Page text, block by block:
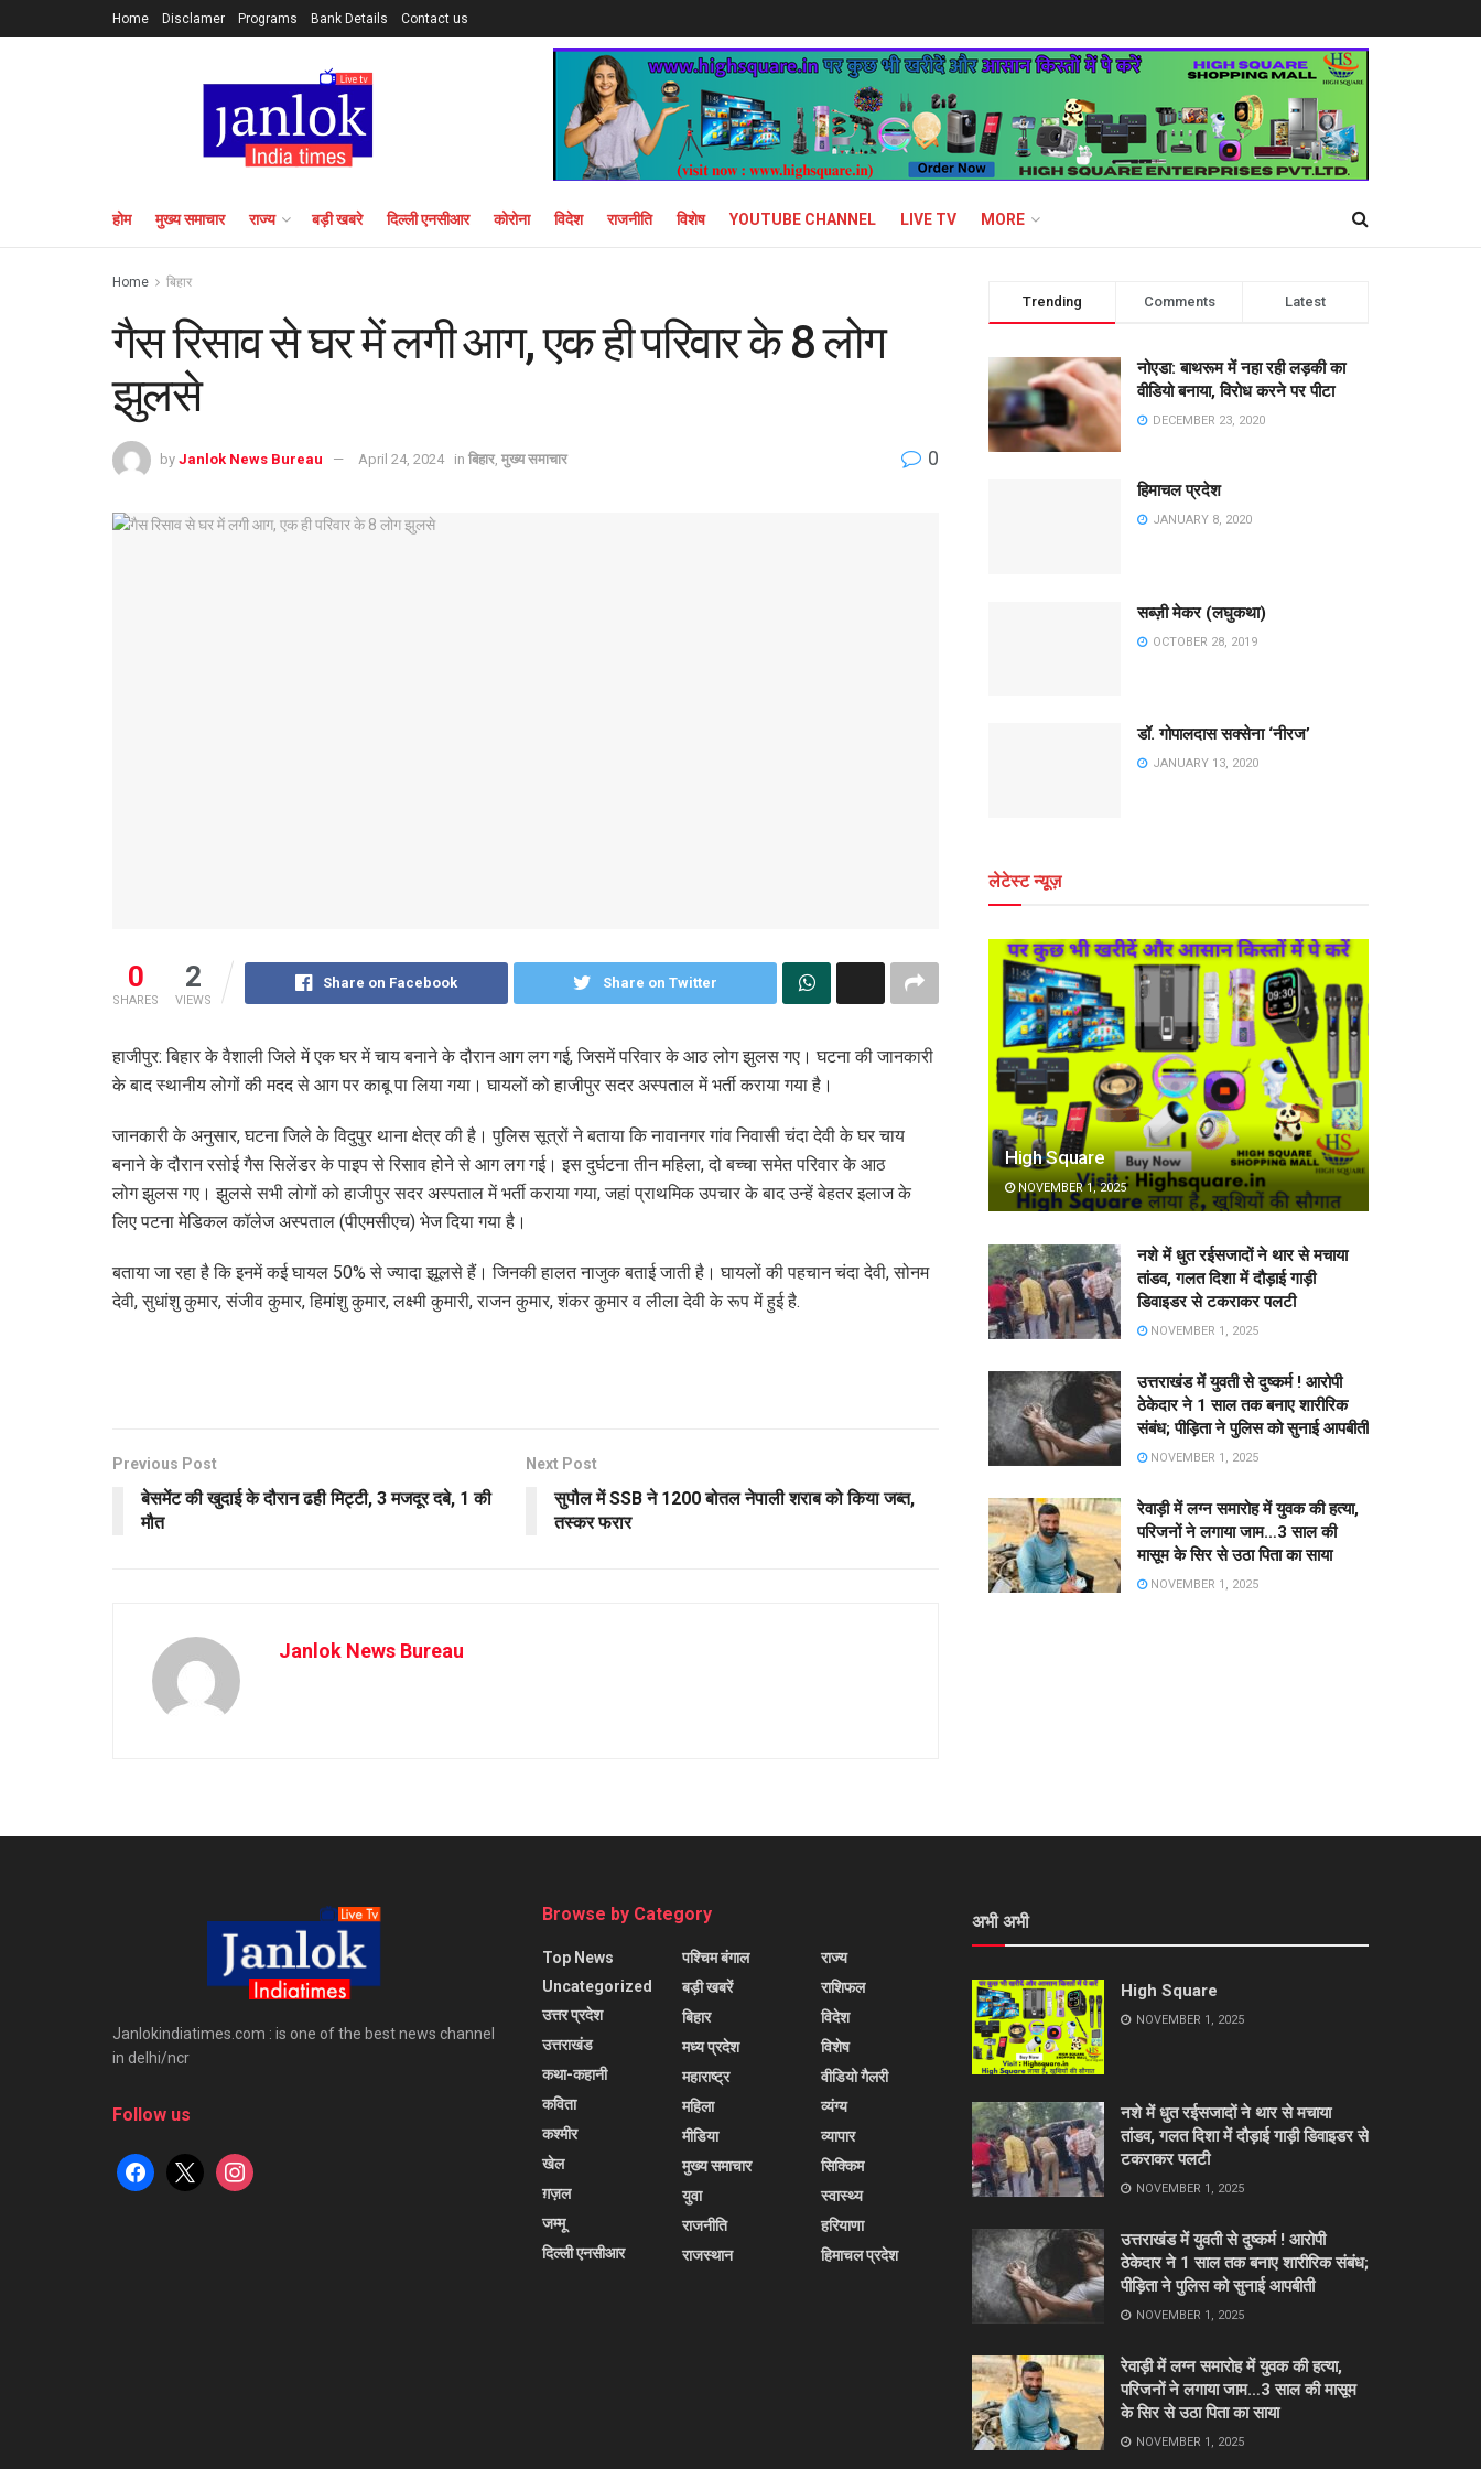
Home Disclamer Programs Bank Details Contact us
होम मुख्य समाचार राज्य बड़ी खबरे दिल्ली एनसीआर कोरोना विदेश राजनीति विशेष YOUTUBE CHANNEL LIVE TV MORE
Home बिहार
गैस रिसाव से घर में लगी आग, एक ही परिवार के 8 लोग
झुलसे
by Janlok News Bureau April 24, 2024 in बिहार, मुख्य समाचार 0
0
SHARES
2
VIEWS
Share on Facebook Share on Twitter
हाजीपुर: बिहार के वैशाली जिले में एक घर में चाय बनाने के दौरान आग लग गई, जिसमें परिवार के आठ लोग झुलस गए। घटना की जानकारी
के बाद स्थानीय लोगों की मदद से आग पर काबू पा लिया गया। घायलों को हाजीपुर सदर अस्पताल में भर्ती कराया गया है।
जानकारी के अनुसार, घटना जिले के विदुपुर थाना क्षेत्र की है। पुलिस सूत्रों ने बताया कि नावानगर गांव निवासी चंदा देवी के घर चाय
बनाने के दौरान रसोई गैस सिलेंडर के पाइप से रिसाव होने से आग लग गई। इस दुर्घटना तीन महिला, दो बच्चा समेत परिवार के आठ
लोग झुलस गए। झुलसे सभी लोगों को हाजीपुर सदर अस्पताल में भर्ती कराया गया, जहां प्राथमिक उपचार के बाद उन्हें बेहतर इलाज के
लिए पटना मेडिकल कॉलेज अस्पताल (पीएमसीएच) भेज दिया गया है।
बताया जा रहा है कि इनमें कई घायल 50% से ज्यादा झूलसे हैं। जिनकी हालत नाजुक बताई जाती है। घायलों की पहचान चंदा देवी, सोनम
देवी, सुधांशु कुमार, संजीव कुमार, हिमांशु कुमार, लक्ष्मी कुमारी, राजन कुमार, शंकर कुमार व लीला देवी के रूप में हुई है.
Previous Post
बेसमेंट की खुदाई के दौरान ढही मिट्टी, 3 मजदूर दबे, 1 की
मौत
Next Post
सुपौल में SSB ने 1200 बोतल नेपाली शराब को किया जब्त,
तस्कर फरार
Janlok News Bureau
Trending Comments Latest
नोएडा: बाथरूम में नहा रही लड़की का
वीडियो बनाया, विरोध करने पर पीटा
DECEMBER 23, 2020
हिमाचल प्रदेश
JANUARY 8, 2020
सब्ज़ी मेकर (लघुकथा)
OCTOBER 28, 2019
डॉ. गोपालदास सक्सेना ‘नीरज’
JANUARY 13, 2020
लेटेस्ट न्यूज़
High Square
NOVEMBER 1, 2025
नशे में धुत रईसजादों ने थार से मचाया
तांडव, गलत दिशा में दौड़ाई गाड़ी
डिवाइडर से टकराकर पलटी
NOVEMBER 1, 2025
उत्तराखंड में युवती से दुष्कर्म ! आरोपी
ठेकेदार ने 1 साल तक बनाए शारीरिक
संबंध; पीड़िता ने पुलिस को सुनाई आपबीती
NOVEMBER 1, 2025
रेवाड़ी में लग्न समारोह में युवक की हत्या,
परिजनों ने लगाया जाम…3 साल की
मासूम के सिर से उठा पिता का साया
NOVEMBER 1, 2025
Janlokindiatimes.com : is one of the best news channel
in delhi/ncr
Follow us
facebook
x instagram
Browse by Category
Top News
Uncategorized
उत्तर प्रदेश
उत्तराखंड
कथा-कहानी
कविता
कश्मीर
खेल
ग़ज़ल
जम्मू
दिल्ली एनसीआर
पश्चिम बंगाल
बड़ी खबरें
बिहार
मध्य प्रदेश
महाराष्ट्र
महिला
मीडिया
मुख्य समाचार
युवा
राजनीति
राजस्थान
राज्य
राशिफल
विदेश
विशेष
वीडियो गैलरी
व्यंग्य
व्यापार
सिक्किम
स्वास्थ्य
हरियाणा
हिमाचल प्रदेश
अभी अभी
High Square
NOVEMBER 1, 2025
नशे में धुत रईसजादों ने थार से मचाया
तांडव, गलत दिशा में दौड़ाई गाड़ी डिवाइडर से
टकराकर पलटी
NOVEMBER 1, 2025
उत्तराखंड में युवती से दुष्कर्म ! आरोपी
ठेकेदार ने 1 साल तक बनाए शारीरिक संबंध;
पीड़िता ने पुलिस को सुनाई आपबीती
NOVEMBER 1, 2025
रेवाड़ी में लग्न समारोह में युवक की हत्या,
परिजनों ने लगाया जाम…3 साल की मासूम
के सिर से उठा पिता का साया
NOVEMBER 1, 2025